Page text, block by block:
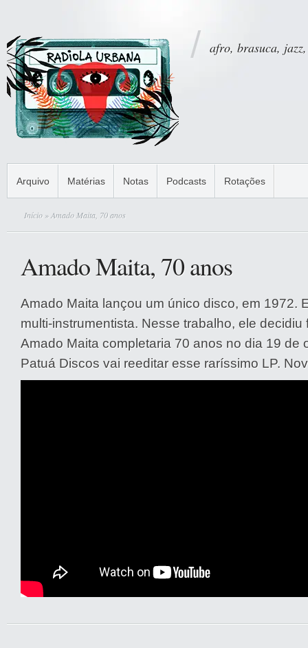
afro, brasuca,
Arquivo Matérias Notas Podcasts Rotações
Início » Amado Maita, 70 anos
Amado Maita, 70 anos
Amado Maita lançou um único disco, em 1972.
multi-instrumentista. Nesse trabalho, ele decidiu
Amado Maita completaria 70 anos no dia 19 de
Patuá Discos vai reeditar esse raríssimo LP.